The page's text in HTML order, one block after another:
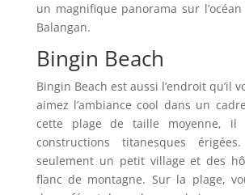
un magnifique panorama sur
Balangan.
Bingin Beach
Bingin Beach est aussi l’endroit qu’il
aimez l’ambiance cool dans un
cette plage de taille moyenne, il
constructions titanesques
seulement un petit village et des
flanc de montagne. Sur la plage,